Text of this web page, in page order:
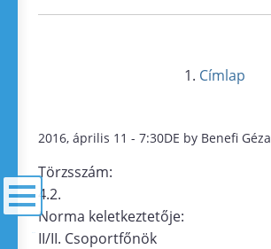
Címlap
2016, április 11 - 7:30DE by Benefi Géza
Törzsszám:
4.2.
Norma keletkeztetője:
II/II. Csoportfőnök